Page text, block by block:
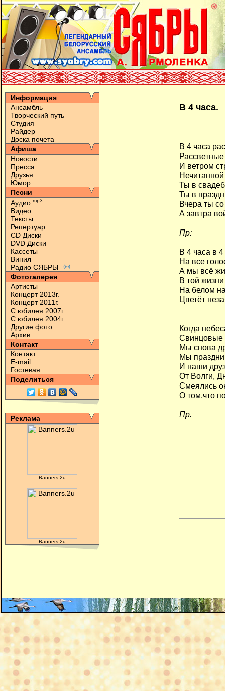
Информация
Ансамбль
Творческий путь
Студия
Райдер
Доска почета
Афиша
Новости
Пресса
Друзья
Юмор
Песни
Аудио mp3
Видео
Тексты
Репертуар
CD Диски
DVD Диски
Кассеты
Винил
Радио СЯБРЫ
Фотогалерея
Артисты
Концерт 2013г.
Концерт 2011г.
С юбилея 2007г.
С юбилея 2004г.
Другие фото
Архив
Контакт
Контакт
E-mail
Гостевая
Поделиться
Реклама
Banners.2u
Banners.2u
В 4 часа.
В 4 часа
И ветром
Ты в
Ты в
Вчера ты
А завтра
Пр:
В 4 часа в
На все
А мы всё
В той жизни
На белом
Цветёт
Когда
Свинцовые
Мы снова
Мы
И наши
От Волги,
Смеялись
О том,что
Пр.